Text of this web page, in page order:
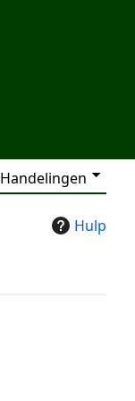
Handelingen
Hulp